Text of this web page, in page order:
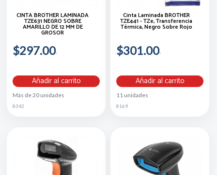
CINTA BROTHER LAMINADA
TZE631 NEGRO SOBRE
AMARILLO DE 12 MM DE
GROSOR
$297.00
Añadir al carrito
Más de 20 unidades
8342
Cinta Laminada BROTHER
TZE441 - TZe, Transferencia
Térmica, Negro Sobre Rojo
$301.00
Añadir al carrito
11 unidades
8169